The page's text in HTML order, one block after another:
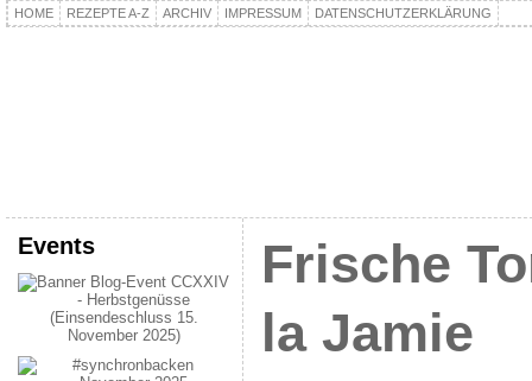
HOME REZEPTE A-Z ARCHIV IMPRESSUM DATENSCHUTZERKLÄRUNG
Events
Frische
la Jamie